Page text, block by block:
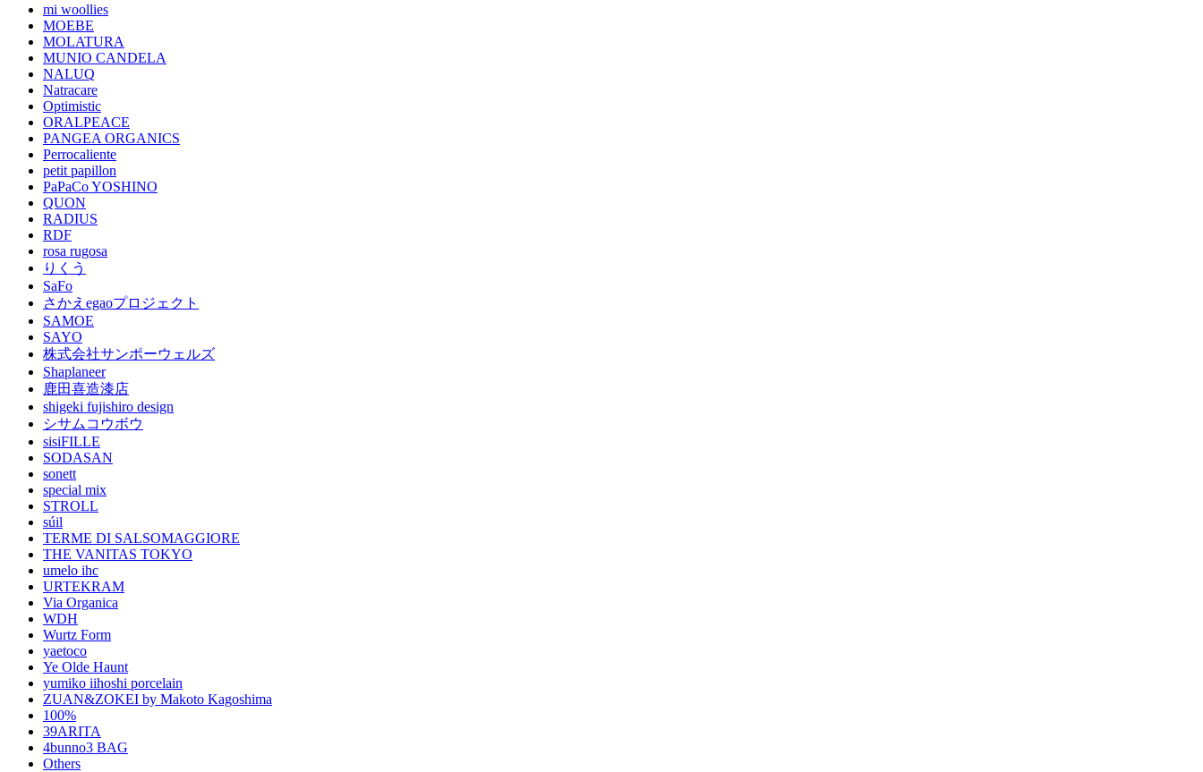
mi woollies
MOEBE
MOLATURA
MUNIO CANDELA
NALUQ
Natracare
Optimistic
ORALPEACE
PANGEA ORGANICS
Perrocaliente
petit papillon
PaPaCo YOSHINO
QUON
RADIUS
RDF
rosa rugosa
りくう
SaFo
さかえegaoプロジェクト
SAMOE
SAYO
株式会社サンポーウェルズ
Shaplaneer
鹿田喜造漆店
shigeki fujishiro design
シサムコウボウ
sisiFILLE
SODASAN
sonett
special mix
STROLL
súil
TERME DI SALSOMAGGIORE
THE VANITAS TOKYO
umelo ihc
URTEKRAM
Via Organica
WDH
Wurtz Form
yaetoco
Ye Olde Haunt
yumiko iihoshi porcelain
ZUAN&ZOKEI by Makoto Kagoshima
100%
39ARITA
4bunno3 BAG
Others